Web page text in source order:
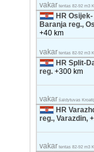
vakar tentas 82-92 m3
HR Osijek-
Baranja reg.,
+40 km
vakar tentas 82-92 m3
HR Split-
reg.+300 km
vakar šaldytuvas
HR
reg., Varazdin,
vakar tentas 82-92 m3